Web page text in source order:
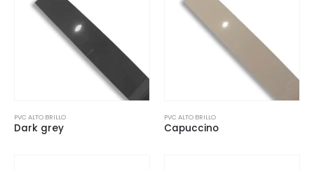
PVC ALTO BRILLO
Dark grey
PVC ALTO BRILLO
Capuccino